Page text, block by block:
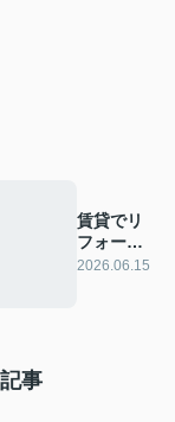
賃貸でリ
フォーム
はでき
2026.06.15
事